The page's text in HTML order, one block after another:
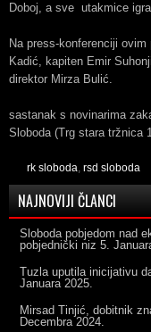
Doboj, a sve utakmice
Na press-konferenciji
Kadić, kapiten Emir
direktor Mirza Bulić.
sastanak s novinarima
Sloboda (Trg stara tržnica
rk sloboda, rsd sloboda
NAJNOVIJI ČLANCI
Sloboda pobjedom nad
pobjednički niz 5.
Tuzla uputila inicijativu
Januara 2025.
Mirsad Tinjić, dobitnik
Decembra 2024.